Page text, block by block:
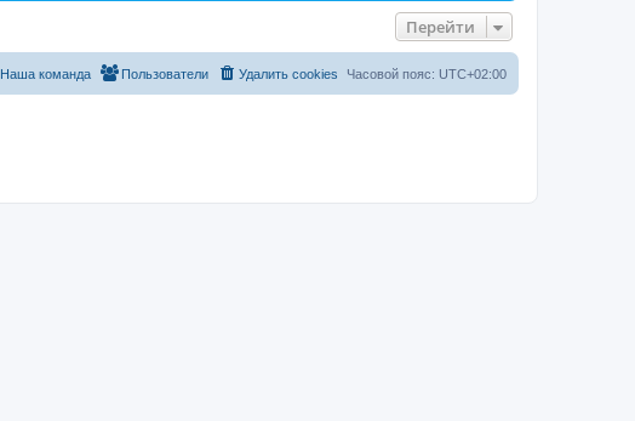
Перейти
Часовой пояс: UTC+02:00
Удалить cookies
Пользователи
Наша команда